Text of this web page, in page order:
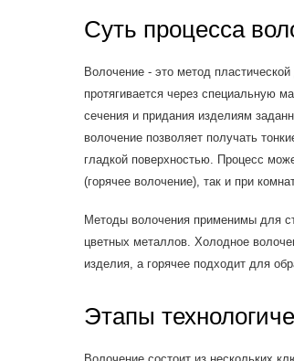
Суть процесса
Волочение - это метод
протягивается через специальную
сечения и придания изделиям
волочение позволяет получать
гладкой поверхностью. Процесс
(горячее волочение), так и при
Методы волочения применимы для
цветных металлов. Холодное
изделия, а горячее подходит для
Этапы